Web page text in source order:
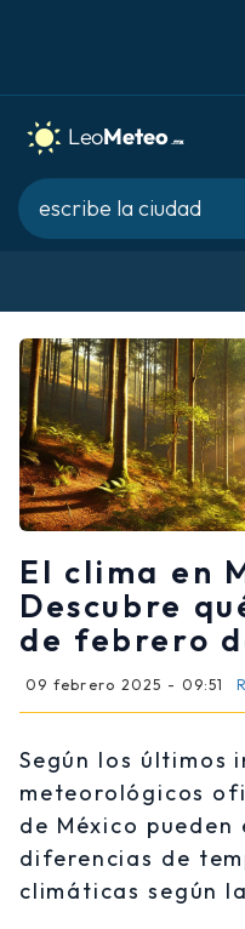
El clima en
Descubre
de febrero
09 febrero 2025 - 09:51
Según los últimos
meteorológicos
de México pueden
diferencias de
climáticas según